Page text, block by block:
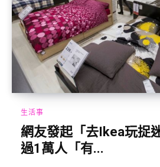
生活事
網友發起「去Ikea玩
過1萬人「有...